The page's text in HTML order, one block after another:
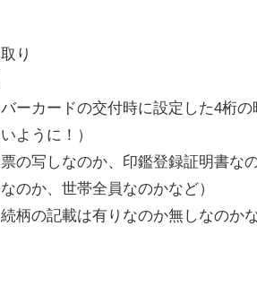
り
ーカードの交付時に設定した4桁の
ように！）
の写しなのか、印鑑登録証明書なの
のか、世帯全員なのかなど）
柄の記載は有りなのか無しなのかな